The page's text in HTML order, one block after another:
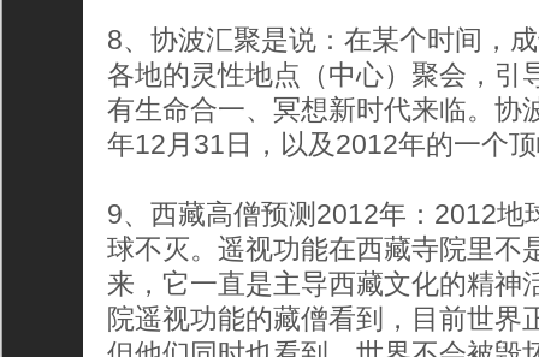
8、协波汇聚是说：在某个时间，
各地的灵性地点（中心）聚会，引
有生命合一、冥想新时代来临。协
年12月31日，以及2012年的一个
9、西藏高僧预测2012年：2012地
球不灭。遥视功能在西藏寺院里不
来，它一直是主导西藏文化的精神
院遥视功能的藏僧看到，目前世界